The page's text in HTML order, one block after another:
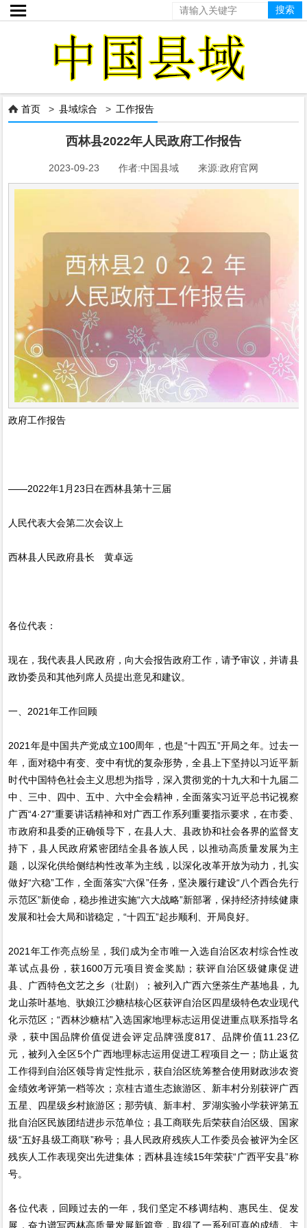

 首页 >县域综合 > 工作报告
西林县2022年人民政府工作报告
2023-09-23 作者:中国县域 来源:政府官网
政府工作报告
——2022年1月23日在西林县第十三届
人民代表大会第二次会议上
西林县人民政府县长 黄卓远
各位代表：
现在，我代表县人民政府，向大会报告政府工作，请予审议，并请县
政协委员和其他列席人员提出意见和建议。
一、2021年工作回顾
2021年是中国共产党成立100周年，也是“十四五”开局之年。过去一
年，面对稳中有变、变中有忧的复杂形势，全县上下坚持以习近平新
时代中国特色社会主义思想为指导，深入贯彻党的十九大和十九届二
中、三中、四中、五中、六中全会精神，全面落实习近平总书记视察
广西“4·27”重要讲话精神和对广西工作系列重要指示要求，在市委、
市政府和县委的正确领导下，在县人大、县政协和社会各界的监督支
持下，县人民政府紧密团结全县各族人民，以推动高质量发展为主
题，以深化供给侧结构性改革为主线，以深化改革开放为动力，扎实
做好“六稳”工作，全面落实“六保”任务，坚决履行建设“八个西合先行
示范区”新使命，稳步推进实施“六大战略”新部署，保持经济持续健康
发展和社会大局和谐稳定，“十四五”起步顺利、开局良好。
2021年工作亮点纷呈，我们成为全市唯一入选自治区农村综合性改
革试点县份，获1600万元项目资金奖励；获评自治区级健康促进
县、广西特色文艺之乡（壮剧）；被列入广西六堡茶生产基地县，九
龙山茶叶基地、驮娘江沙糖桔核心区获评自治区四星级特色农业现代
化示范区；“西林沙糖桔”入选国家地理标志运用促进重点联系指导名
录，获中国品牌价值促进会评定品牌强度817、品牌价值11.23亿
元，被列入全区5个广西地理标志运用促进工程项目之一；防止返贫
工作得到自治区领导肯定性批示，获自治区统筹整合使用财政涉农资
金绩效考评第一档等次；京桂古道生态旅游区、新丰村分别获评广西
五星、四星级乡村旅游区；那劳镇、新丰村、罗湖实验小学获评第五
批自治区民族团结进步示范单位；县工商联先后荣获自治区级、国家
级“五好县级工商联”称号；县人民政府残疾人工作委员会被评为全区
残疾人工作表现突出先进集体；西林县连续15年荣获“广西平安县”称
号。
各位代表，回顾过去的一年，我们坚定不移调结构、惠民生、促发
展，奋力谱写西林高质量发展新篇章，取得了一系列可喜的成绩。主